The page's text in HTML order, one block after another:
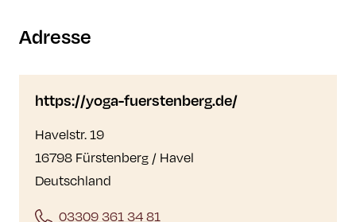
Adresse
https://yoga-fuerstenberg.de/
Havelstr. 19
16798 Fürstenberg / Havel
Deutschland
03309 361 34 81